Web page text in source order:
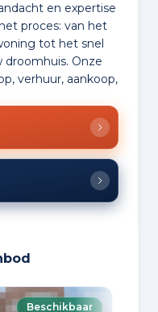
en expertise
proces: van het
tot het snel
droomhuis. Onze
verhuur, aankoop,
Beschikbaar